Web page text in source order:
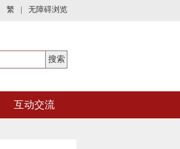
繁 | 无障碍浏览
互动交流